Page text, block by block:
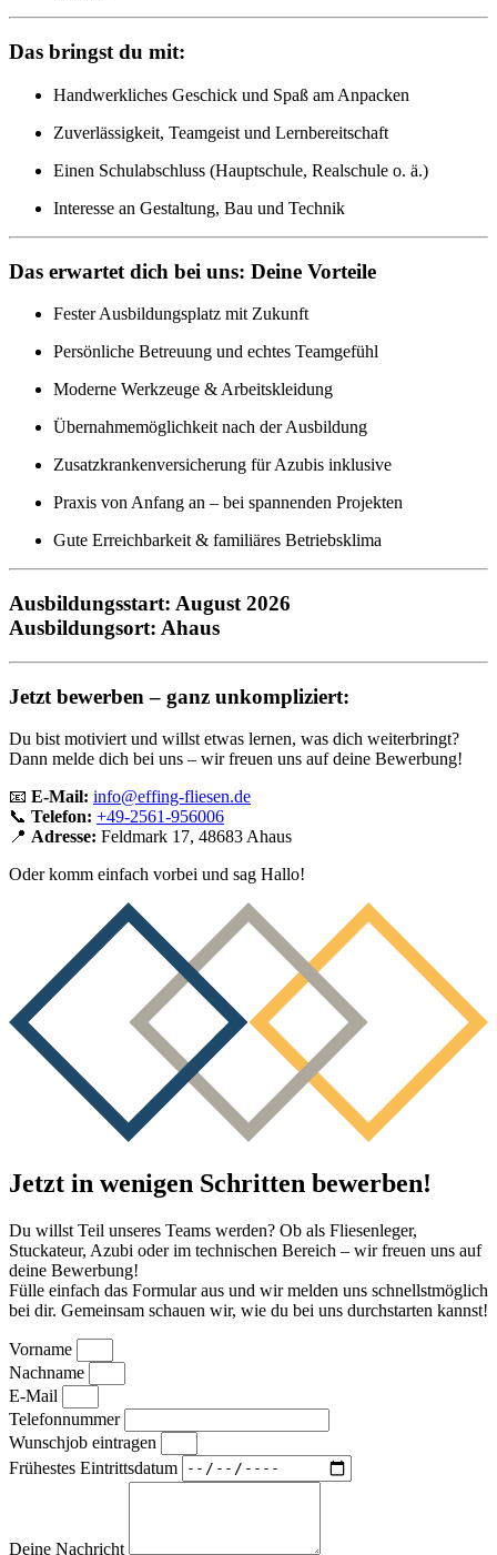
Das bringst du mit:
Handwerkliches Geschick und Spaß am Anpacken
Zuverlässigkeit, Teamgeist und Lernbereitschaft
Einen Schulabschluss (Hauptschule, Realschule o. ä.)
Interesse an Gestaltung, Bau und Technik
Das erwartet dich bei uns: Deine Vorteile
Fester Ausbildungsplatz mit Zukunft
Persönliche Betreuung und echtes Teamgefühl
Moderne Werkzeuge & Arbeitskleidung
Übernahmemöglichkeit nach der Ausbildung
Zusatzkrankenversicherung für Azubis inklusive
Praxis von Anfang an – bei spannenden Projekten
Gute Erreichbarkeit & familiäres Betriebsklima
Ausbildungsstart: August 2026
Ausbildungsort: Ahaus
Jetzt bewerben – ganz unkompliziert:
Du bist motiviert und willst etwas lernen, was dich weiterbringt?
Dann melde dich bei uns – wir freuen uns auf deine Bewerbung!
📧 E-Mail: info@effing-fliesen.de
📞 Telefon: +49-2561-956006
📍 Adresse: Feldmark 17, 48683 Ahaus
Oder komm einfach vorbei und sag Hallo!
Jetzt in wenigen Schritten bewerben!
Du willst Teil unseres Teams werden? Ob als Fliesenleger,
Stuckateur, Azubi oder im technischen Bereich – wir freuen uns auf
deine Bewerbung!
Fülle einfach das Formular aus und wir melden uns schnellstmöglich
bei dir. Gemeinsam schauen wir, wie du bei uns durchstarten kannst!
Vorname
Nachname
E-Mail
Telefonnummer
Wunschjob eintragen
Frühestes Eintrittsdatum
Deine Nachricht